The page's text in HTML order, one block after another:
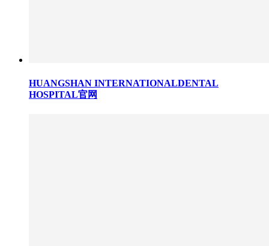
HUANGSHAN INTERNATIONALDENTAL
HOSPITAL官网